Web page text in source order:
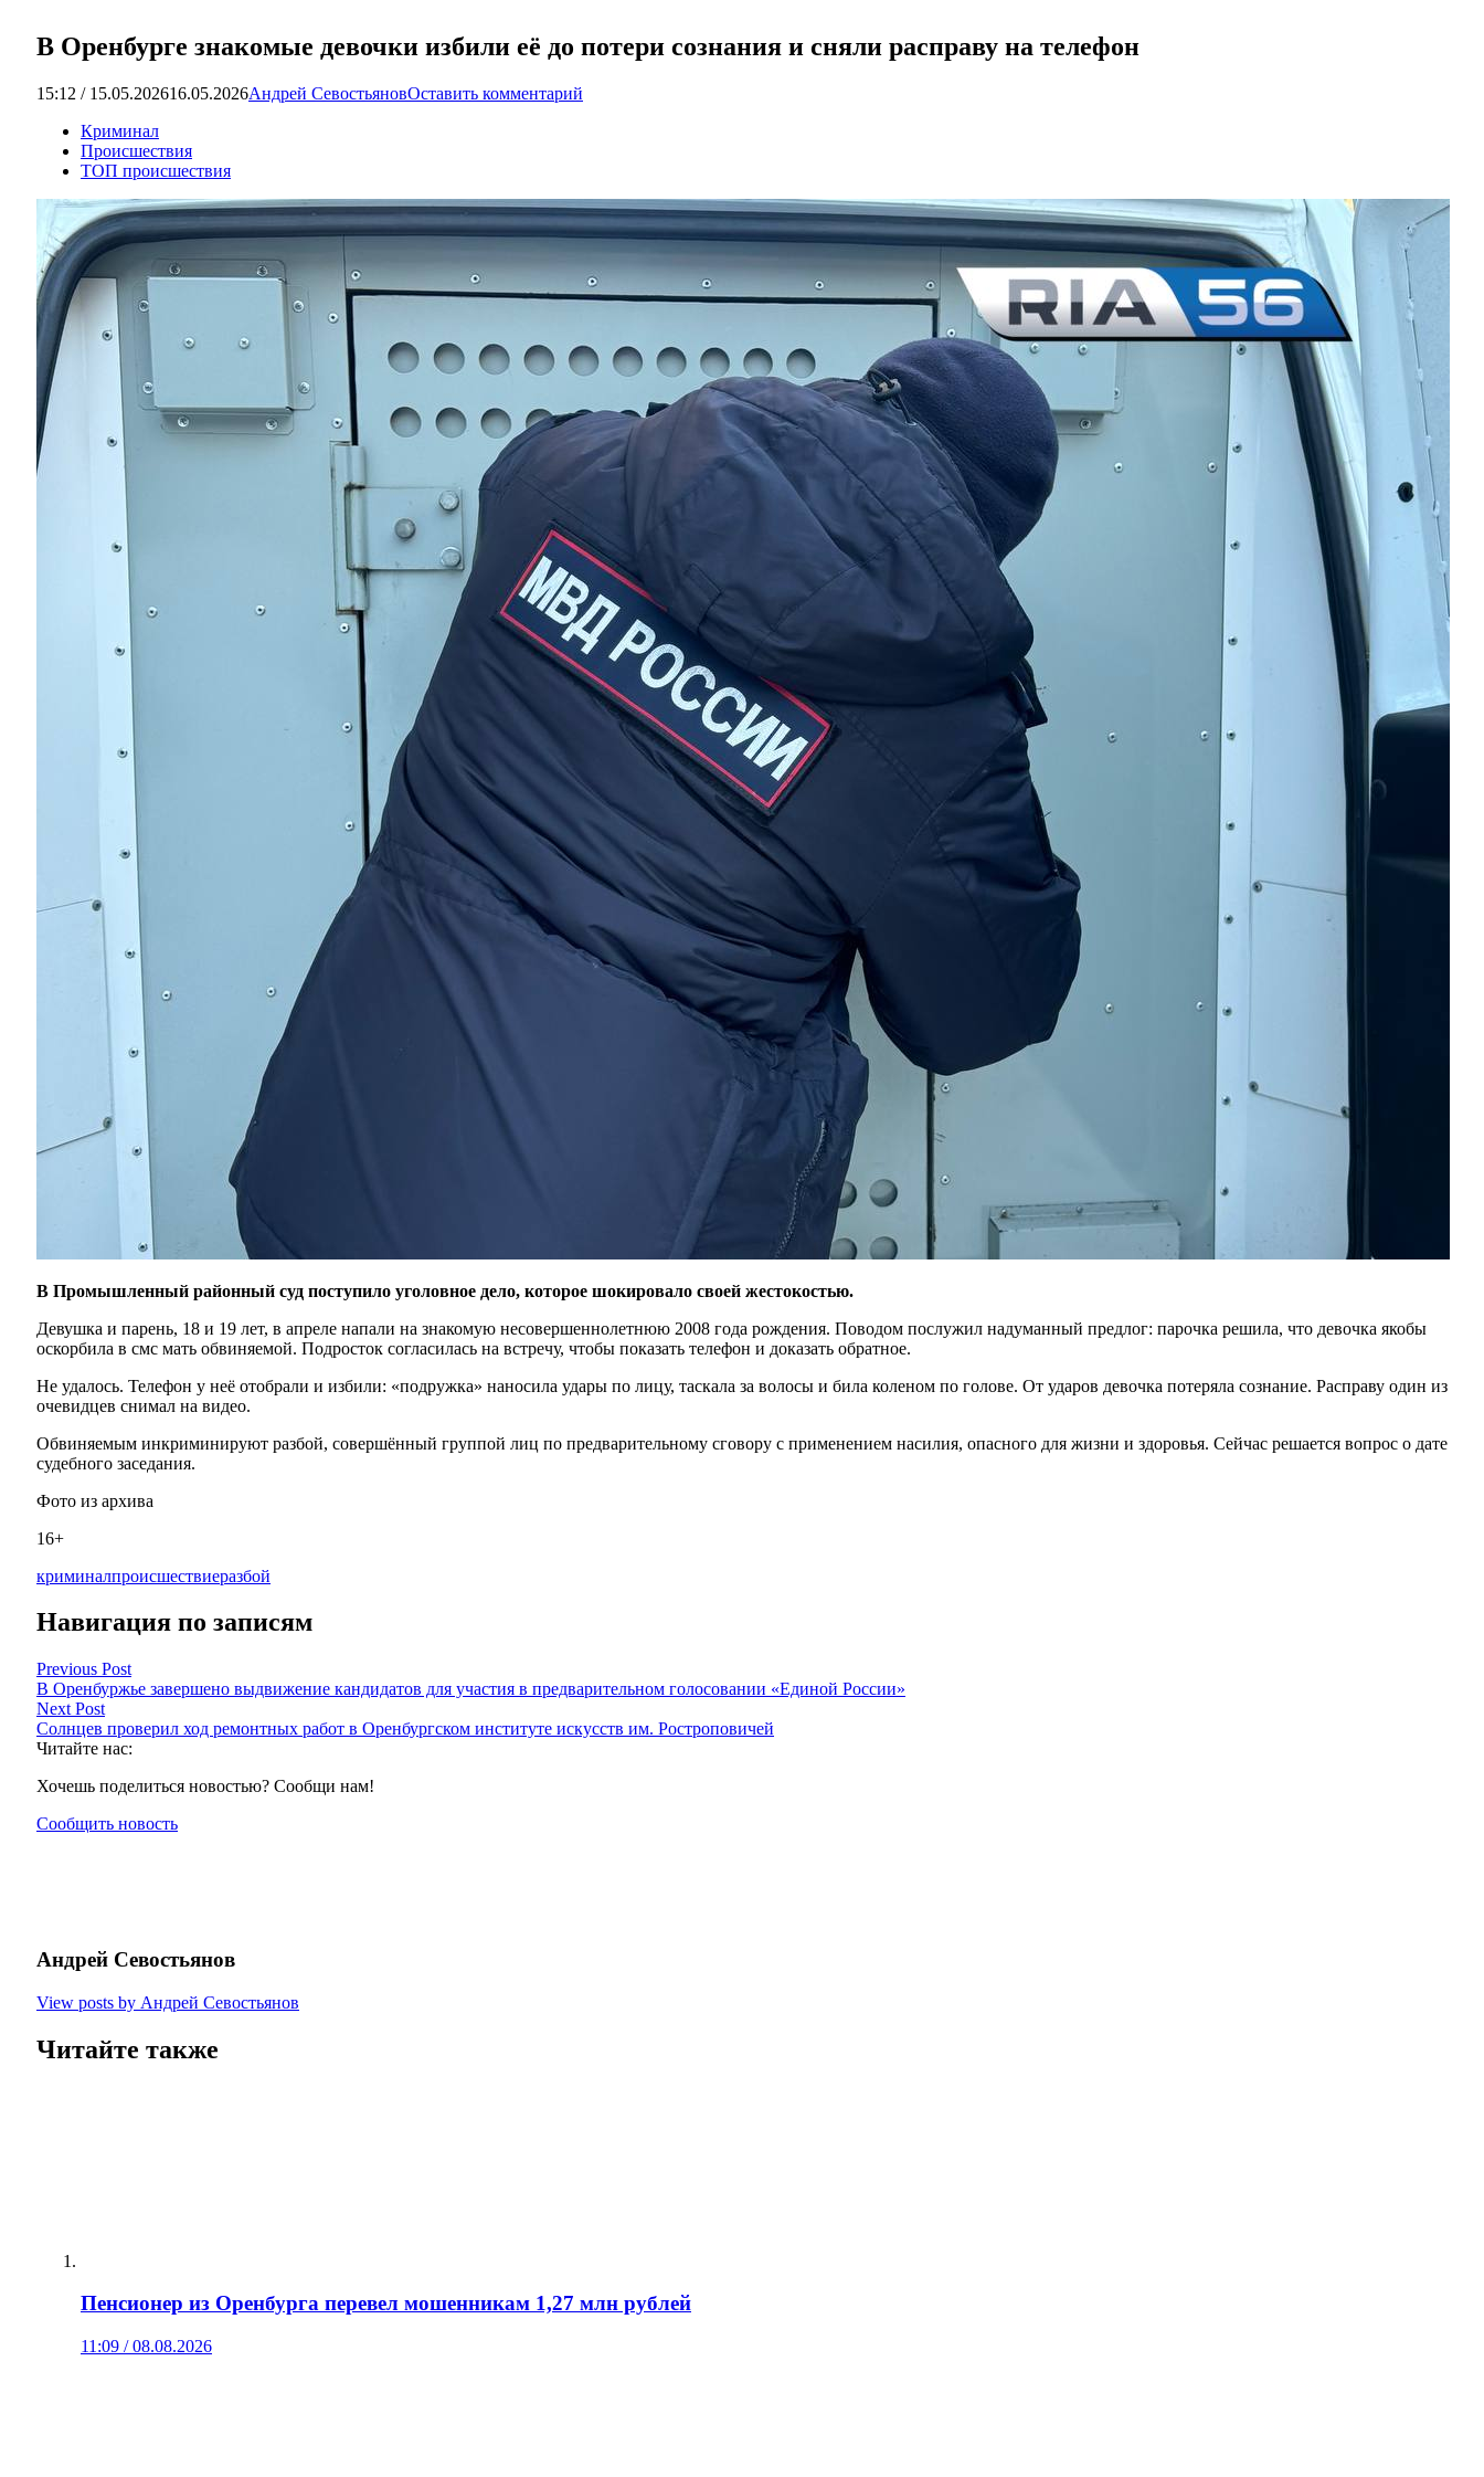
В Оренбурге знакомые девочки избили её до потери сознания и сняли расправу на телефон
15:12 / 15.05.202616.05.2026Андрей СевостьяновОставить комментарий
Криминал
Происшествия
ТОП происшествия
В Промышленный районный суд поступило уголовное дело, которое шокировало своей жестокостью.
Девушка и парень, 18 и 19 лет, в апреле напали на знакомую несовершеннолетнюю 2008 года рождения. Поводом послужил надуманный предлог: парочка решила, что девочка якобы
оскорбила в смс мать обвиняемой. Подросток согласилась на встречу, чтобы показать телефон и доказать обратное.
Не удалось. Телефон у неё отобрали и избили: «подружка» наносила удары по лицу, таскала за волосы и била коленом по голове. От ударов девочка потеряла сознание. Расправу один из
очевидцев снимал на видео.
Обвиняемым инкриминируют разбой, совершённый группой лиц по предварительному сговору с применением насилия, опасного для жизни и здоровья. Сейчас решается вопрос о дате
судебного заседания.
Фото из архива
16+
криминалпроисшествиеразбой
Навигация по записям
Previous Post
В Оренбуржье завершено выдвижение кандидатов для участия в предварительном голосовании «Единой России»
Next Post
Солнцев проверил ход ремонтных работ в Оренбургском институте искусств им. Ростроповичей
Читайте нас:
Хочешь поделиться новостью? Сообщи нам!
Сообщить новость
Андрей Севостьянов
View posts by Андрей Севостьянов
Читайте также
Пенсионер из Оренбурга перевел мошенникам 1,27 млн рублей
11:09 / 08.08.2026